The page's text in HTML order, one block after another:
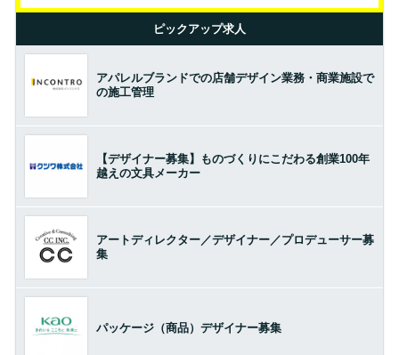
ピックアップ求人
アパレルブランドでの店舗デザイン業務・商業施設で
の施工管理
【デザイナー募集】ものづくりにこだわる創業100年
越えの文具メーカー
アートディレクター／デザイナー／プロデューサー募
集
パッケージ（商品）デザイナー募集